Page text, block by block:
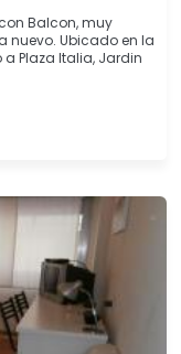
Balcon, muy
nuevo. Ubicado en la
a Plaza Italia, Jardin